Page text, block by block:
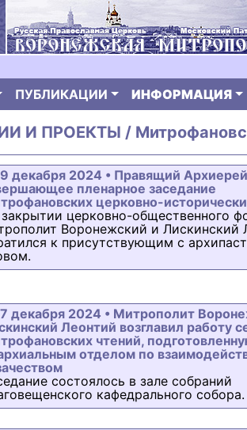
ПУБЛИКАЦИИ ИНФОРМАЦИЯ
И ПРОЕКТЫ /
9 декабря 2024 • Правящий Архиерей
пленарное заседание
церковно-
церковно-общественного
Воронежский и Лискинский
к присутствующим с
7 декабря 2024 • Митрополит
Леонтий возглавил работу
чтений,
отделом по
состоялось в зале собраний
кафедрального собора.